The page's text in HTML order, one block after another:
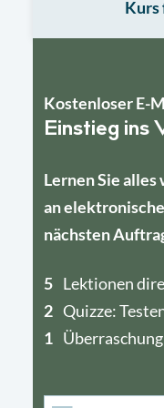
Kurs
Kostenloser E-
Einstieg ins
Lernen Sie
an
nächsten
5 Lektionen
2 Quizze:
1 Überraschung
4
1